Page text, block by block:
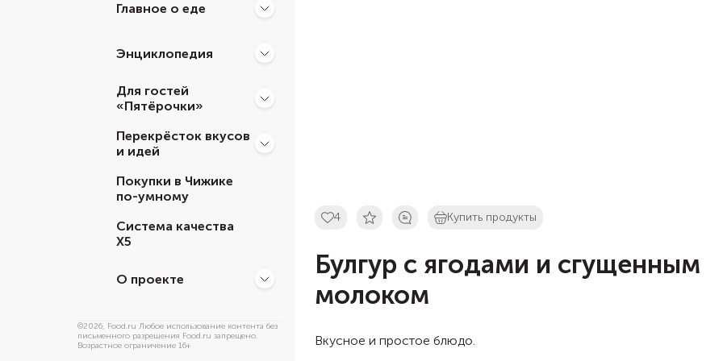
Главное о еде
Энциклопедия
Для гостей
«Пятёрочки»
Перекрёсток вкусов
и идей
Покупки в Чижике
по-умному
Система качества
Х5
О проекте
©2026, Food.ru Любое использование контента без
письменного разрешения Food.ru запрещено.
Возрастное ограничение 16+
4 Купить продукты
Булгур с ягодами и сгущенным
молоком
Вкусное и простое блюдо.